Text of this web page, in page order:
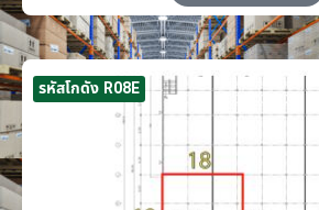
รหัสโกดัง R08E